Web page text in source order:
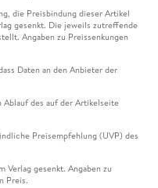
die Preisbindung dieser Artikel
gesenkt. Die jeweils zutreffende
Angaben zu Preissenkungen
Daten an den Anbieter der
Ablauf des auf der Artikelseite
Preisempfehlung (UVP) des
Verlag gesenkt. Angaben zu
Preis.